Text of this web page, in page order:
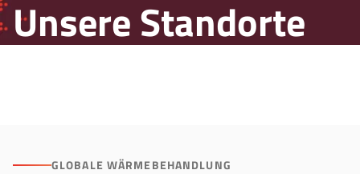
Unsere Standorte
weltweit
GLOBALE WÄRMEBEHANDLUNG